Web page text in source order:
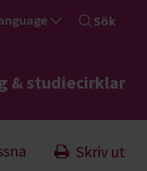
Sök
& studiecirklar
Skriv ut